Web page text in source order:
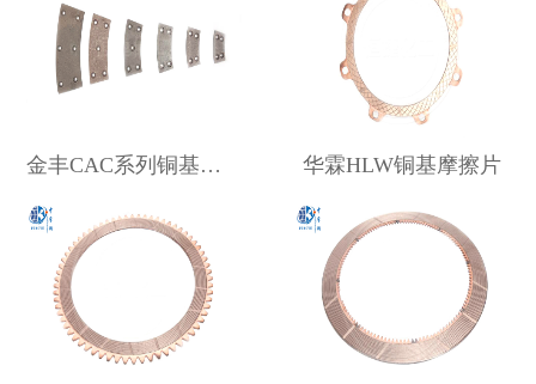
金丰CAC系列铜基摩擦片 华霖HLW铜基摩擦片